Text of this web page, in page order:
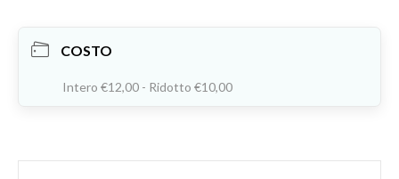
COSTO
Intero €12,00 - Ridotto €10,00